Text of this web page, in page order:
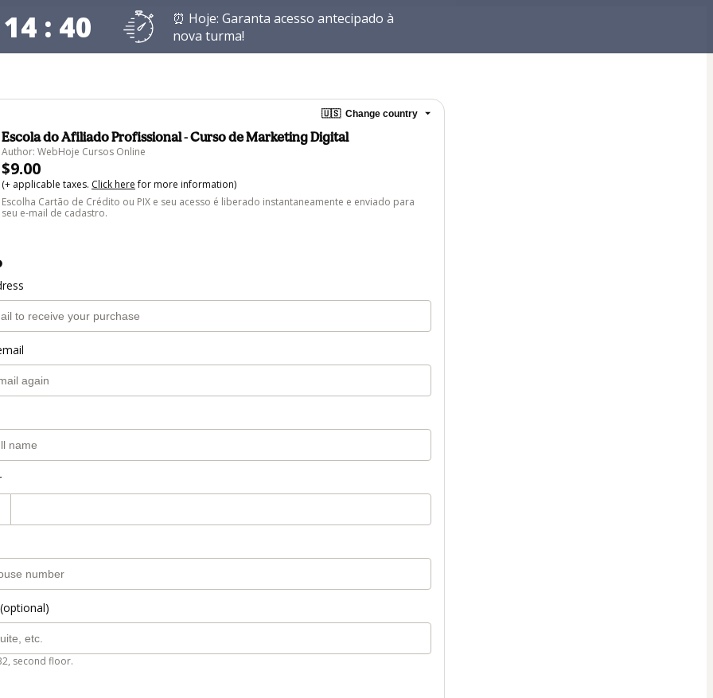
: 39
⏰ Hoje: Garanta acesso antecipado à
nova turma!
🇺🇸 Change country
Escola do Afiliado Profissional - Curso de Marketing Digital
Author: WebHoje Cursos Online
$9.00
(+ applicable taxes. Click herefor more information)
Escolha Cartão de Crédito ou PIX e seu acesso é liberado instantaneamente e enviado para
seu e-mail de cadastro.
second floor.